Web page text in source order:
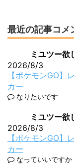
最近の記事コメ
ミユツー欲
2026/8/3
【ポケモンGO】
カー
なりたいです
ミユツー欲
2026/8/3
【ポケモンGO】
カー
なっていいですか